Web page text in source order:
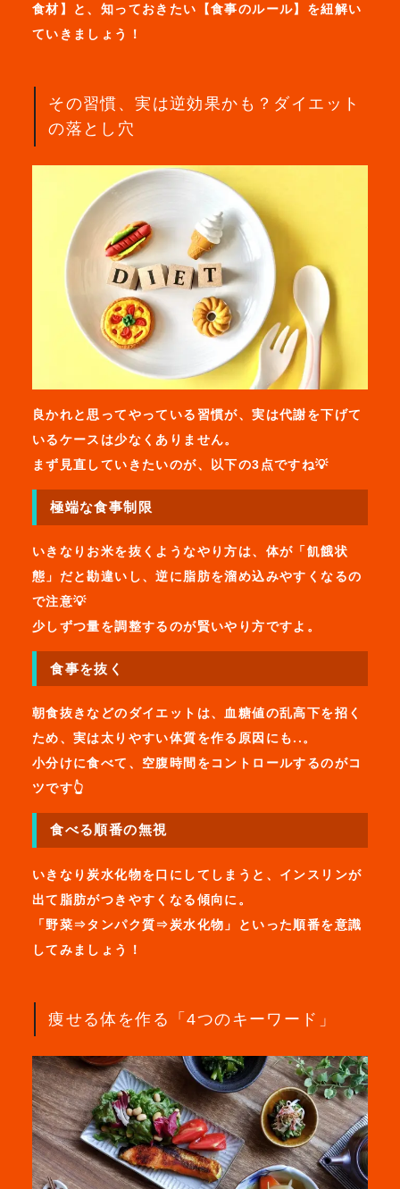
食材】と、知っておきたい【食事のルール】を紐解い
ていきましょう！
その習慣、実は逆効果かも？ダイエット
の落とし穴
良かれと思ってやっている習慣が、実は代謝を下げて
いるケースは少なくありません。
まず見直していきたいのが、以下の3点ですね💡
極端な食事制限
いきなりお米を抜くようなやり方は、体が「飢餓状
態」だと勘違いし、逆に脂肪を溜め込みやすくなるの
で注意💡
少しずつ量を調整するのが賢いやり方ですよ。
食事を抜く
朝食抜きなどのダイエットは、血糖値の乱高下を招く
ため、実は太りやすい体質を作る原因にも..。
小分けに食べて、空腹時間をコントロールするのがコ
ツです👆
食べる順番の無視
いきなり炭水化物を口にしてしまうと、インスリンが
出て脂肪がつきやすくなる傾向に。
「野菜⇒タンパク質⇒炭水化物」といった順番を意識
してみましょう！
痩せる体を作る「4つのキーワード」